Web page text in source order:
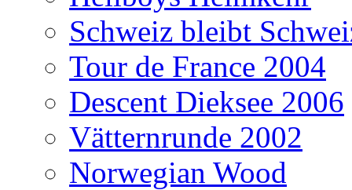
Schweiz bleibt
Tour de France 2004
Descent Dieksee 2006
Vätternrunde 2002
Norwegian Wood